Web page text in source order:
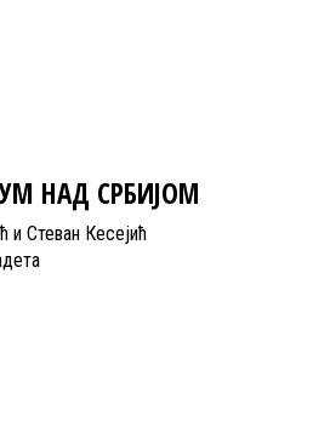
НАД СРБИЈОМ
и Стеван Кесејић